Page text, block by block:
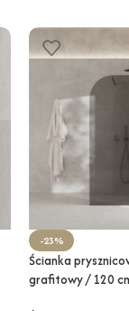
-23%
Ścianka
grafitowy / 120